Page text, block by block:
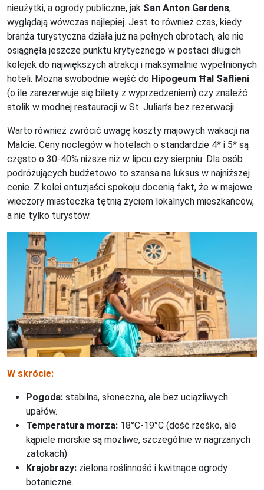
nieużytki, a ogrody publiczne, jak San Anton Gardens,
wyglądają wówczas najlepiej. Jest to również czas, kiedy
branża turystyczna działa już na pełnych obrotach, ale nie
osiągnęła jeszcze punktu krytycznego w postaci długich
kolejek do największych atrakcji i maksymalnie wypełnionych
hoteli. Można swobodnie wejść do Hipogeum Ħal Saflieni
(o ile zarezerwuje się bilety z wyprzedzeniem) czy znaleźć
stolik w modnej restauracji w St. Julian’s bez rezerwacji.
Warto również zwrócić uwagę koszty majowych wakacji na
Malcie. Ceny noclegów w hotelach o standardzie 4* i 5* są
często o 30-40% niższe niż w lipcu czy sierpniu. Dla osób
podróżujących budżetowo to szansa na luksus w najniższej
cenie. Z kolei entuzjaści spokoju docenią fakt, że w majowe
wieczory miasteczka tętnią życiem lokalnych mieszkańców,
a nie tylko turystów.
W skrócie:
Pogoda: stabilna, słoneczna, ale bez uciążliwych
upałów.
Temperatura morza: 18°C-19°C (dość rześko, ale
kąpiele morskie są możliwe, szczególnie w nagrzanych
zatokach)
Krajobrazy: zielona roślinność i kwitnące ogrody
botaniczne.